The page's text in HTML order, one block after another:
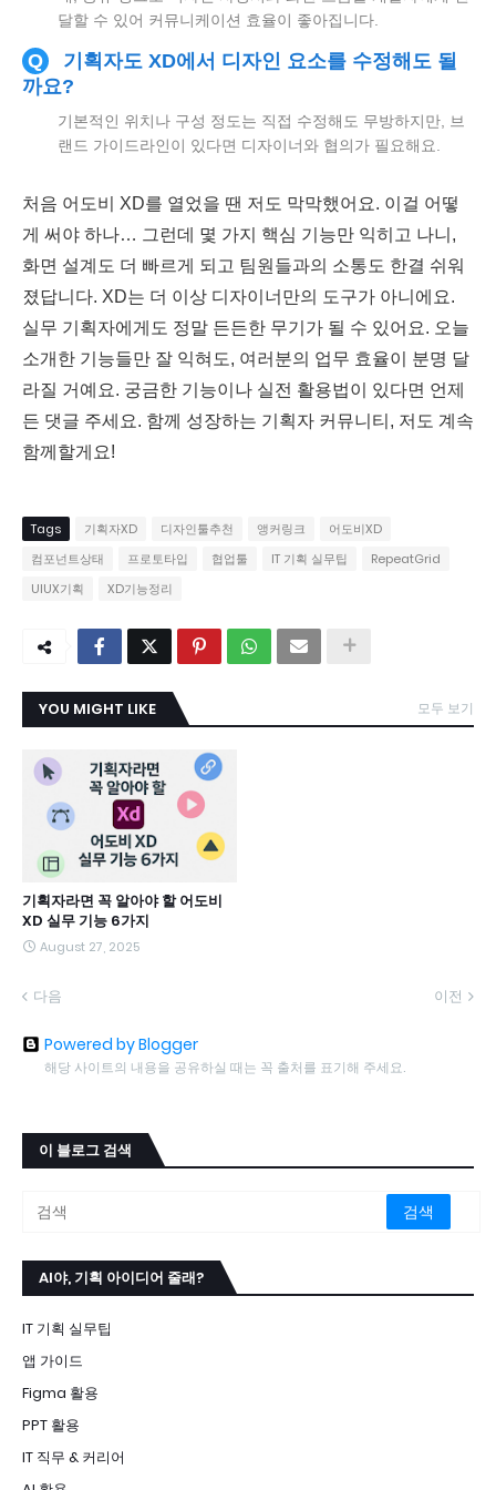
달할 수 있어 커뮤니케이션 효율이 좋아집니다.
Q
기획자도 XD에서 디자인 요소를 수정해도 될
까요?
기본적인 위치나 구성 정도는 직접 수정해도 무방하지만, 브
랜드 가이드라인이 있다면 디자이너와 협의가 필요해요.
처음 어도비 XD를 열었을 땐 저도 막막했어요. 이걸 어떻
게 써야 하나… 그런데 몇 가지 핵심 기능만 익히고 나니,
화면 설계도 더 빠르게 되고 팀원들과의 소통도 한결 쉬워
졌답니다. XD는 더 이상 디자이너만의 도구가 아니에요.
실무 기획자에게도 정말 든든한 무기가 될 수 있어요. 오늘
소개한 기능들만 잘 익혀도, 여러분의 업무 효율이 분명 달
라질 거예요. 궁금한 기능이나 실전 활용법이 있다면 언제
든 댓글 주세요. 함께 성장하는 기획자 커뮤니티, 저도 계속
함께할게요!
Tags 기획자XD 디자인툴추천 앵커링크
어도비XD
컴포넌트상태
프로토타입 협업툴 IT 기획 실무팁
RepeatGrid
UIUX기획
XD기능정리
YOU MIGHT LIKE 모두 보기
기획자라면 꼭 알아야 할 어도비
XD 실무 기능 6가지
August 27, 2025
다음 이전
Powered by Blogger
해당 사이트의 내용을 공유하실 때는 꼭 출처를 표기해 주세요.
이 블로그 검색
AI야, 기획 아이디어 줄래?
IT 기획 실무팁
앱 가이드
Figma 활용
PPT 활용
IT 직무 & 커리어